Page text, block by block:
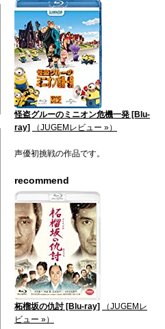
怪盗グルーのミニオン危機一発 [Blu-
ray]
（JUGEMレビュー »）
声優初挑戦の作品です。
recommend
柘榴坂の仇討 [Blu-ray]
（JUGEMレ
ビュー »）